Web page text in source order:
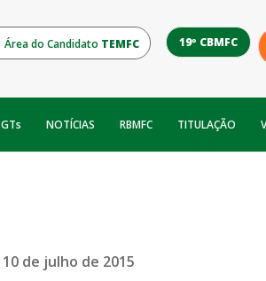
Área do Candidato TEMFC 19º CBMFC
GTs NOTÍCIAS RBMFC TITULAÇÃO
10 de julho de 2015